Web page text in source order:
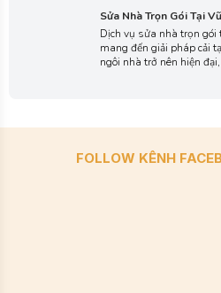
công trình của bạn.
Sửa Nhà Trọn Gói Tại
Dịch vụ sửa nhà trọn gói
mang đến giải pháp cải
ngôi nhà trở nên hiện
với chúng tôi ngay hôm